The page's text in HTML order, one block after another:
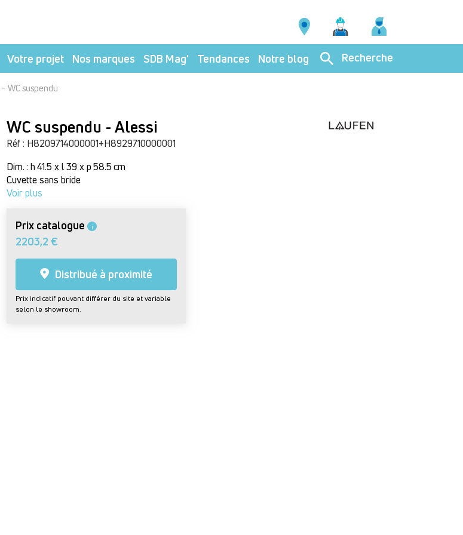
Votre projet Nos marques SDB Mag' Tendances Notre blog Recherche
- WC suspendu
WC suspendu - Alessi
Réf : H8209714000001+H8929710000001
Dim. : h 41.5 x l 39 x p 58.5 cm
Cuvette sans bride
Voir plus
Prix catalogue i
2203,2 €
Distribué à proximité
Prix indicatif pouvant différer du site et variable
selon le showroom.